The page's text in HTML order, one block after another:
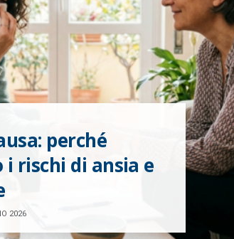
perché
rischi di ansia e
2026